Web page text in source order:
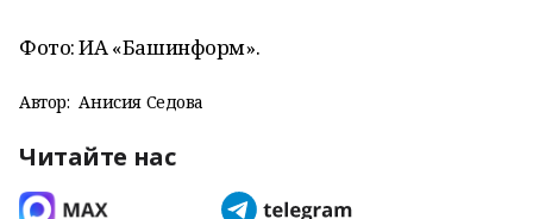
Фото: ИА «Башинформ».
Автор: Анисия Седова
Читайте нас